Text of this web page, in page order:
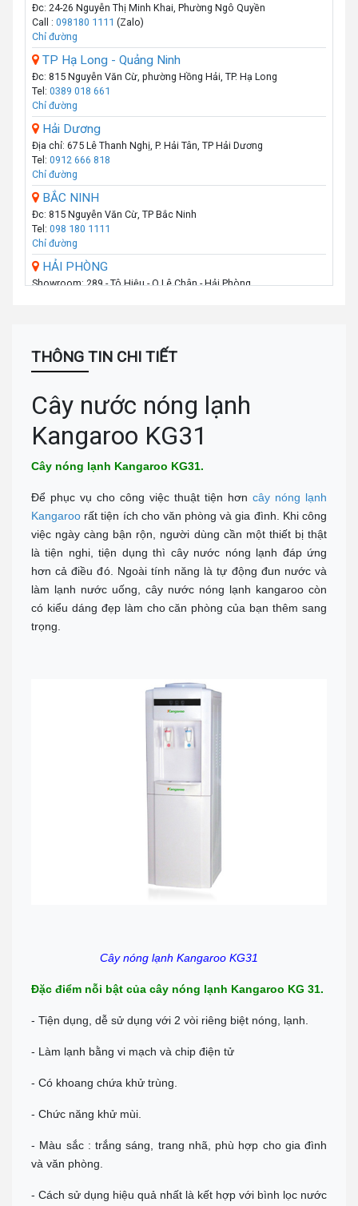
Đc: 24-26 Nguyễn Thị Minh Khai, Phường Ngô Quyền
Call : 098180 1111 (Zalo)
Chỉ đường
TP Hạ Long - Quảng Ninh
Đc: 815 Nguyễn Văn Cừ, phường Hồng Hải, TP. Hạ Long
Tel: 0389 018 661
Chỉ đường
Hải Dương
Địa chỉ: 675 Lê Thanh Nghị, P. Hải Tân, TP Hải Dương
Tel: 0912 666 818
Chỉ đường
BẮC NINH
Đc: 815 Nguyễn Văn Cừ, TP Bắc Ninh
Tel: 098 180 1111
Chỉ đường
HẢI PHÒNG
Showroom: 289 - Tô Hiệu - Q.Lê Chân - Hải Phòng
Số 07 Đại Lộ Lê Lợi (Đối diện công viên Hội An) - P Lam Sơn - TP
Chỉ đường
TP.VINH _NGHỆ AN
Số: 58A Phạm Đình Toái - Phường Hà Huy Tập - TP Vinh
0943 437 137
Chỉ đường
Địa chỉ: 276 Hùng Vương, Quận Hải Châu
Call :0938 460 460(Zalo)
Chỉ đường
NHA TRANG
Địa chỉ: 1276 đường 2/4, P Vạn Thắng (cạnh cà phê Bách Viên) TP
Nha Trang
Tel: 0944 519 888
TP.HCM Showrom Chính
Showroom: 193A - Đường 3/2 - P.11 - Q.10 - TP.HCM
Đc: 743 Huỳnh Văn Lũy, Phường Bình Dương, TP Hồ Chí Minh
PHÚ QUỐC
Quốc
0906 82 82 82
THÔNG TIN CHI TIẾT
Cây nước nóng lạnh
Kangaroo KG31
Cây nóng lạnh Kangaroo KG31.
Để phục vụ cho công việc thuật tiện hơn cây nóng lạnh
Kangaroo rất tiện ích cho văn phòng và gia đình. Khi công
việc ngày càng bận rộn, người dùng cần một thiết bị thật
là tiện nghi, tiện dụng thì cây nước nóng lạnh đáp ứng
hơn cả điều đó. Ngoài tính năng là tự động đun nước và
làm lạnh nước uống, cây nước nóng lạnh kangaroo còn
có kiểu dáng đẹp làm cho căn phòng của bạn thêm sang
trọng.
Cây nóng lạnh Kangaroo KG31
Đặc điểm nỗi bật của cây nóng lạnh Kangaroo KG 31.
- Tiện dụng, dễ sử dụng với 2 vòi riêng biệt nóng, lạnh.
- Làm lạnh bằng vi mạch và chip điện tử
- Có khoang chứa khử trùng.
- Chức năng khử mùi.
- Màu sắc : trắng sáng, trang nhã, phù hợp cho gia đình
và văn phòng.
- Cách sử dụng hiệu quả nhất là kết hợp với bình lọc nước